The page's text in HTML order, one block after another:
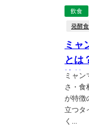
飲食
発酵
ミャ
とは
比較
ミャン
さ・食
が特徴
立つタ
く...